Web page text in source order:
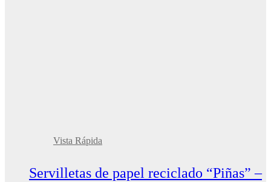
Vista Rápida
Servilletas de papel reciclado “Piñas” –